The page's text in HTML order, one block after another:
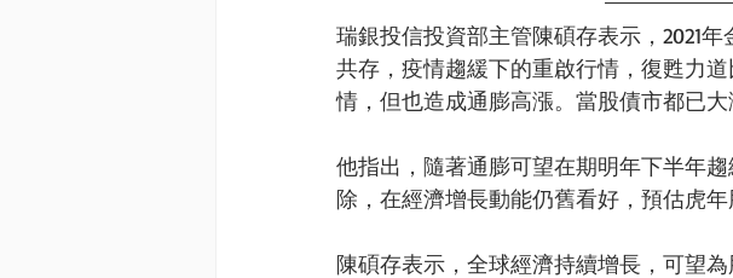
瑞銀投信投資部主管陳碩存表示，2021
共存，疫情趨緩下的重啟行情，復甦力
情，但也造成通膨高漲。當股債市都已
他指出，隨著通膨可望在期明年下半年
除，在經濟增長動能仍舊看好，預估虎
陳碩存表示，全球經濟持續增長，可望